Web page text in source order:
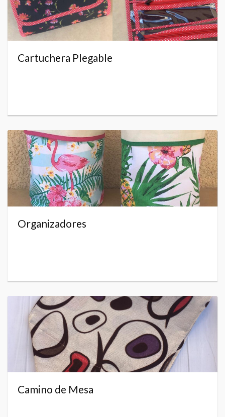
Cartuchera Plegable
Organizadores
Camino de Mesa